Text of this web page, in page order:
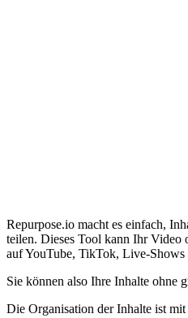
Repurpose.io macht es einfach,
teilen. Dieses Tool kann Ihr Video
auf YouTube, TikTok, Live-
Sie können also Ihre Inhalte ohne
Die Organisation der Inhalte ist